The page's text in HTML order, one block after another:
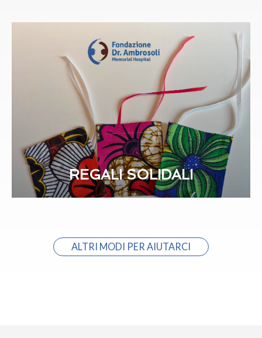
REGALI SOLIDALI
ALTRI MODI PER AIUTARCI